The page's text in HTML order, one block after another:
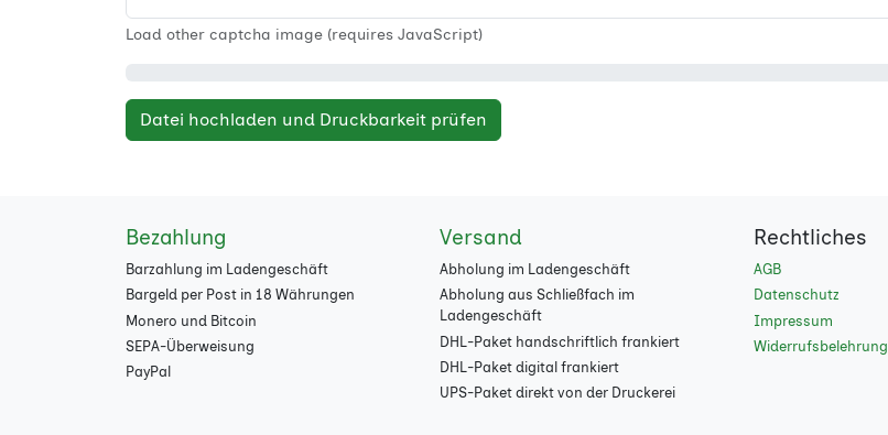
Load other captcha image (requires JavaScript)
Datei hochladen und Druckbarkeit prüfen
Bezahlung
Barzahlung im Ladengeschäft
Bargeld per Post in 18 Währungen
Monero und Bitcoin
SEPA-Überweisung
PayPal
Versand
Abholung im Ladengeschäft
Abholung aus Schließfach im
Ladengeschäft
DHL-Paket handschriftlich frankiert
DHL-Paket digital frankiert
UPS-Paket direkt von der Druckerei
Rechtliches
AGB
Datenschutz
Impressum
Widerrufsbelehrung